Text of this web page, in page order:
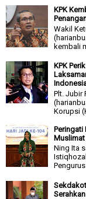
KPK
Wakil
kembali
KPK
Plt. Jubir
Korupsi
Peringati
Ning Ita